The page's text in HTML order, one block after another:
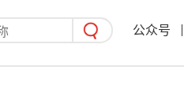
公众号